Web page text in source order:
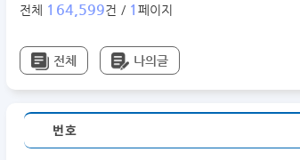
전체 164,599건 / 1페이지
전체 나의글
번호